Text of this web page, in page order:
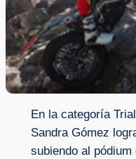
En la categoría
Sandra Gómez
subiendo al